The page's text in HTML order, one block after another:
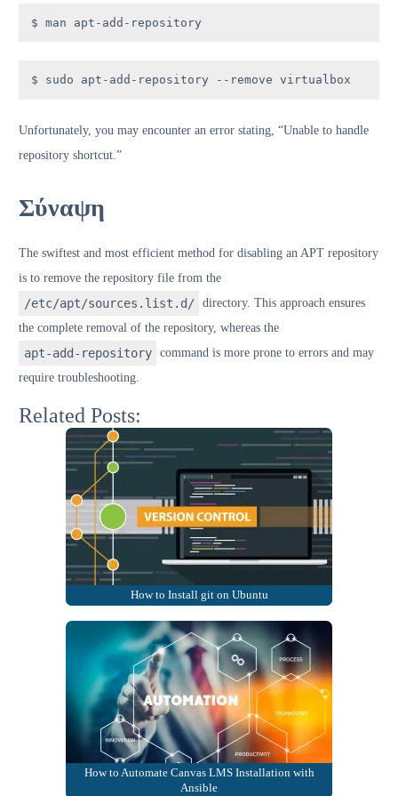
$ man apt-add-repository
$ sudo apt-add-repository --remove virtualbox
Unfortunately, you may encounter an error stating, “Unable to handle
repository shortcut.”
Σύναψη
The swiftest and most efficient method for disabling an APT repository
is to remove the repository file from the
/etc/apt/sources.list.d/
directory. This approach ensures
the complete removal of the repository, whereas the
apt-add-repository
command is more prone to errors and may
require troubleshooting.
Related Posts:
How to Install git on Ubuntu
How to Automate Canvas LMS Installation with
Ansible